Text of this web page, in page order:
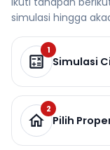
simulasi hingga
1
Simulasi
2
Pilih